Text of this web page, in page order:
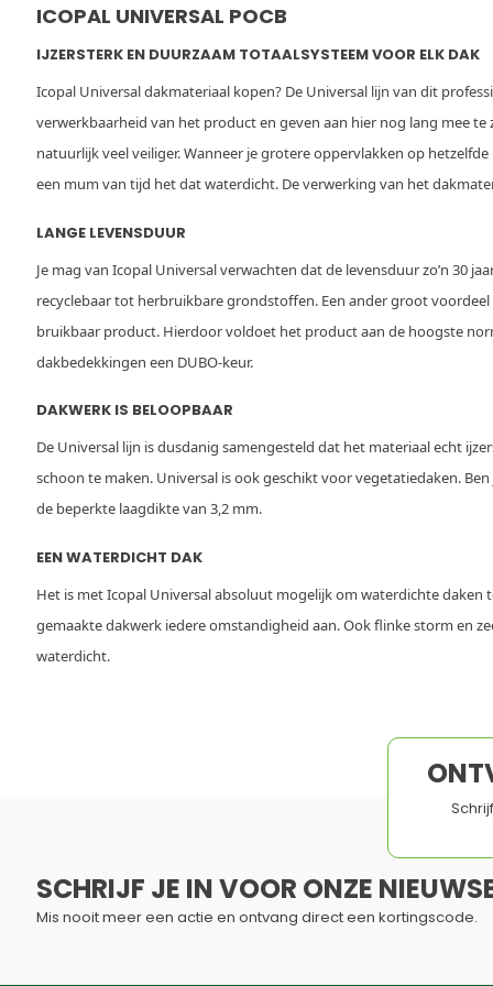
ICOPAL UNIVERSAL POCB
IJZERSTERK EN DUURZAAM TOTAALSYSTEEM VOOR ELK DAK
Icopal Universal dakmateriaal kopen? De Universal lijn van dit
verwerkbaarheid van het product en geven aan hier nog lang mee
natuurlijk veel veiliger. Wanneer je grotere oppervlakken op
een mum van tijd het dat waterdicht. De verwerking van het
LANGE LEVENSDUUR
Je mag van Icopal Universal verwachten dat de levensduur zo’n 30
recyclebaar tot herbruikbare grondstoffen. Een ander groot
bruikbaar product. Hierdoor voldoet het product aan de hoogste
dakbedekkingen een DUBO-keur.
DAKWERK IS BELOOPBAAR
De Universal lijn is dusdanig samengesteld dat het materiaal echt
schoon te maken. Universal is ook geschikt voor vegetatiedaken.
de beperkte laagdikte van 3,2 mm.
EEN WATERDICHT DAK
Het is met Icopal Universal absoluut mogelijk om waterdichte
gemaakte dakwerk iedere omstandigheid aan. Ook flinke storm en
waterdicht.
SCHRIJF JE IN VOOR ONZE
Mis nooit meer een actie en ontvang direct een kortingscode.